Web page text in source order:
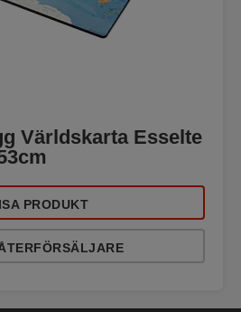
Världskarta Esselte
PRODUKT